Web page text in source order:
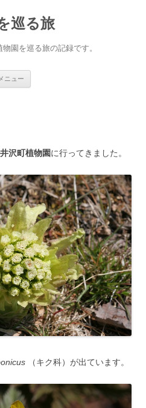
巡る旅
園を巡る旅の記録です。
メニュー
沢町植物園に行ってきました。
（キク科）が出ています。